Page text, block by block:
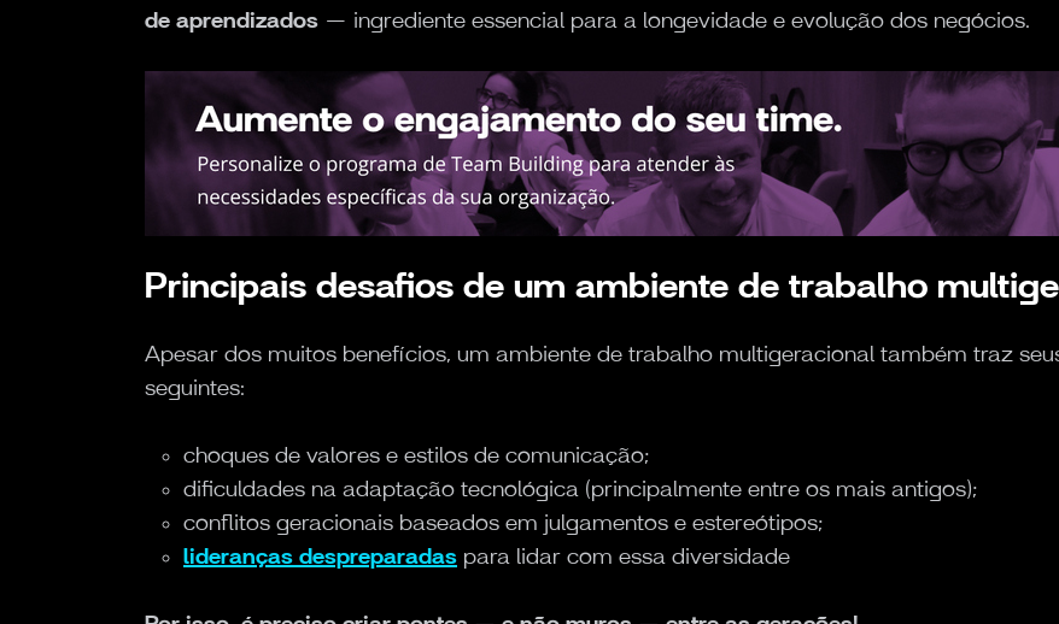
de aprendizados — ingrediente essencial para a longevidade e evolução dos negócios.
Principais desafios de um ambiente de trabalho
Apesar dos muitos benefícios, um ambiente de trabalho multigeracional também traz
seguintes:
choques de valores e estilos de comunicação;
dificuldades na adaptação tecnológica (principalmente entre os mais antigos);
conflitos geracionais baseados em julgamentos e estereótipos;
lideranças despreparadas para lidar com essa diversidade